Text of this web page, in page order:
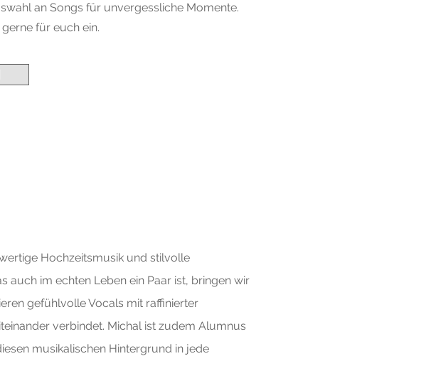
an Songs für unvergessliche Momente.
für euch ein.
Hochzeitsmusik und stilvolle
auch im echten Leben ein Paar ist, bringen wir
gefühlvolle Vocals mit raffinierter
verbindet. Michal ist zudem Alumnus
musikalischen Hintergrund in jede